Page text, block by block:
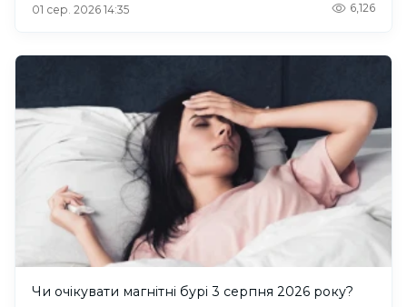
01 сер. 2026 14:35 6,126
Чи очікувати магнітні бурі 3 серпня 2026 року?